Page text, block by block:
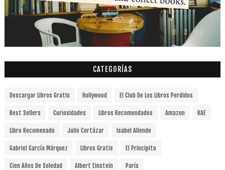
CATEGORÍAS
Descargar Libros Gratis Hollywood El Club De Los Libros Perdidos
Best Sellers Curiosidades Libros Recomendados Amazon RAE
Libro Recomenado Julio Cortázar Isabel Allende
Gabriel García Márquez Libros Gratis El Principito
Cien Años De Soledad Albert Einstein París